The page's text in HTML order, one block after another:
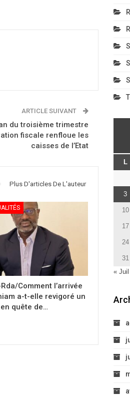
ARTICLE SUIVANT
du troisième trimestre
fiscale renfloue les
caisses de l’Etat
Plus D'articles De L'auteur
Comment l’arrivée
a-t-elle revigoré un
quête de…
L
3
10
17
24
31
« Juil